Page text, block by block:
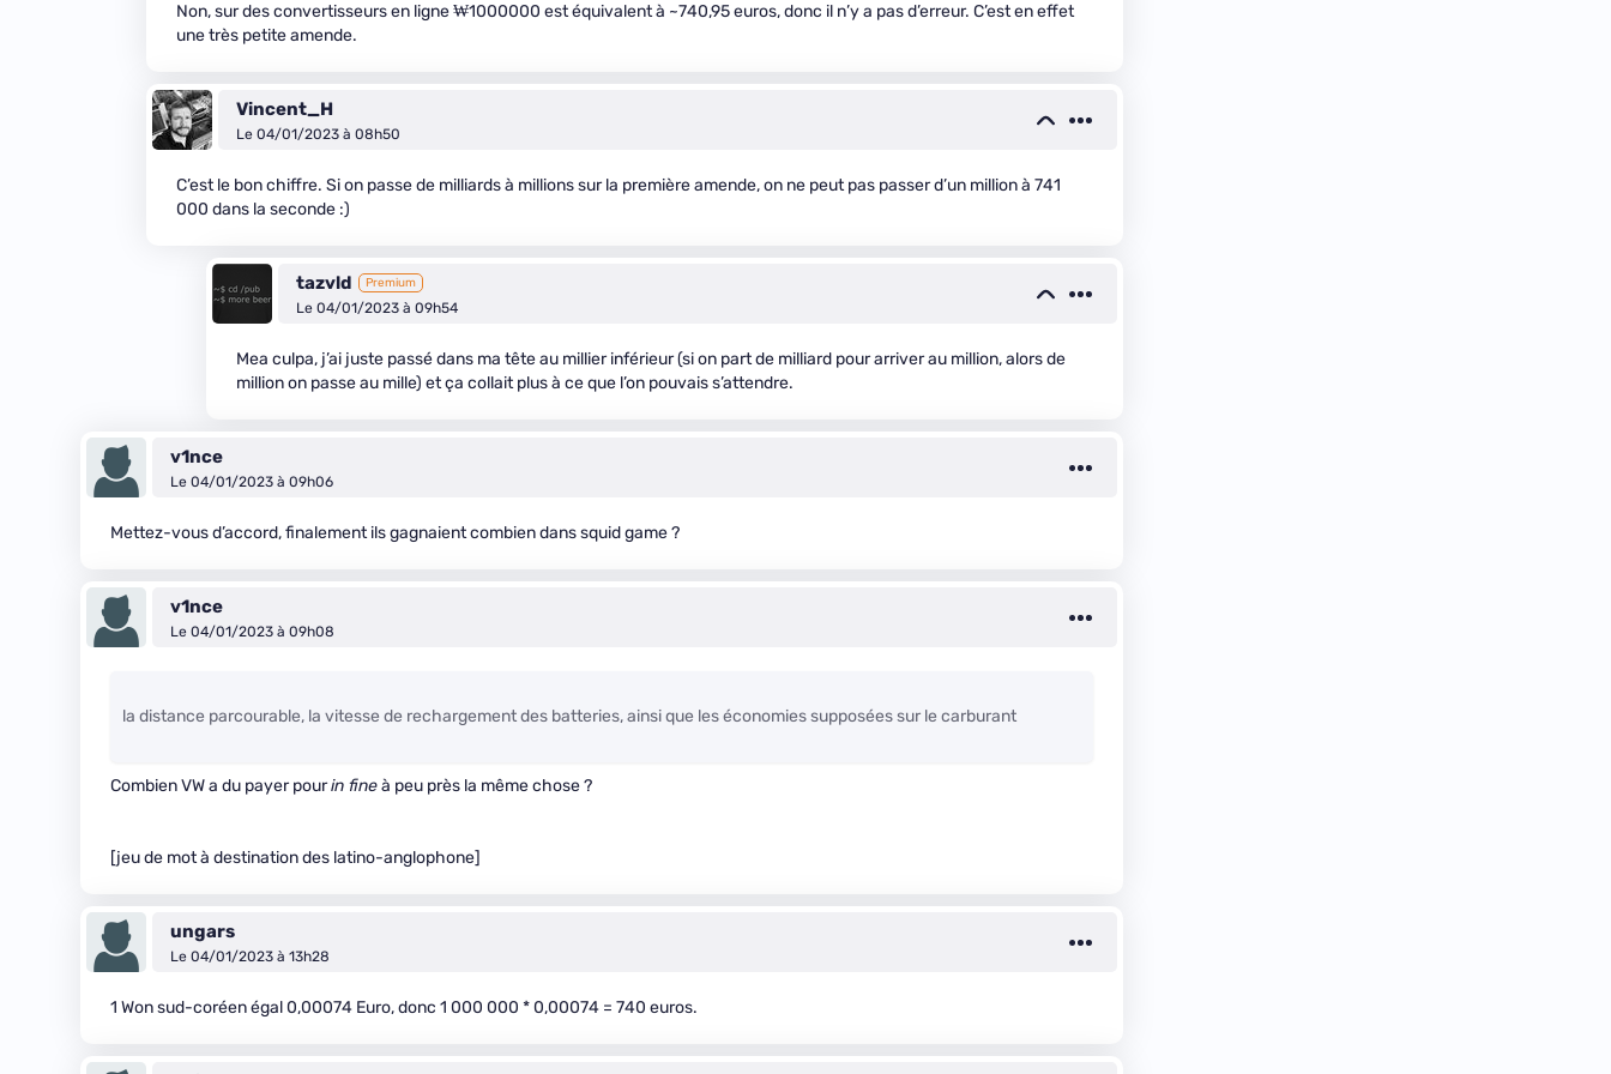
Non, sur des convertisseurs en ligne ₩1000000 est équivalent à ~740,95 euros, donc il n’y a pas d’erreur. C’est en effet
une très petite amende.
Vincent_H
Le 04/01/2023 à 08h50
C’est le bon chiffre. Si on passe de milliards à millions sur la première amende, on ne peut pas passer d’un million à 741
000 dans la seconde :)
tazvld Premium
Le 04/01/2023 à 09h54
Mea culpa, j’ai juste passé dans ma tête au millier inférieur (si on part de milliard pour arriver au million, alors de
million on passe au mille) et ça collait plus à ce que l’on pouvais s’attendre.
v1nce
Le 04/01/2023 à 09h06
Mettez-vous d’accord, finalement ils gagnaient combien dans squid game ?
v1nce
Le 04/01/2023 à 09h08
la distance parcourable, la vitesse de rechargement des batteries, ainsi que les économies supposées sur le carburant
Combien VW a du payer pourin fineà peu près la même chose ?
[jeu de mot à destination des latino-anglophone]
ungars
Le 04/01/2023 à 13h28
1 Won sud-coréen égal 0,00074 Euro, donc 1 000 000 * 0,00074 = 740 euros.